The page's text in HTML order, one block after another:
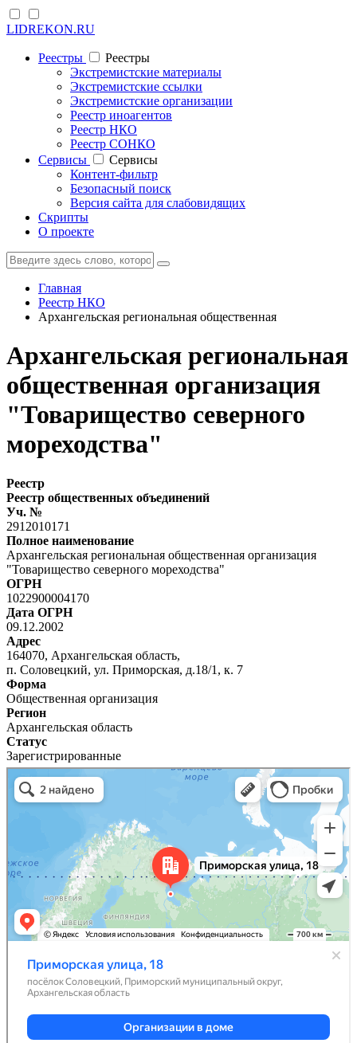
LIDREKON.RU
Реестры
Реестры
Экстремистские материалы
Экстремистские ссылки
Экстремистские организации
Реестр иноагентов
Реестр НКО
Реестр СОНКО
Cервисы
Cервисы
Контент-фильтр
Безопасный поиск
Версия сайта для слабовидящих
Скрипты
О проекте
Главная
Реестр НКО
Архангельская региональная общественная
Архангельская региональная
общественная организация
"Товарищество северного
мореходства"
Реестр
Реестр общественных объединений
Уч. №
2912010171
Полное наименование
Архангельская региональная общественная организация
"Товарищество северного мореходства"
ОГРН
1022900004170
Дата ОГРН
09.12.2002
Адрес
164070, Архангельская область,
п. Соловецкий, ул. Приморская, д.18/1, к. 7
Форма
Общественная организация
Регион
Архангельская область
Статус
Зарегистрированные